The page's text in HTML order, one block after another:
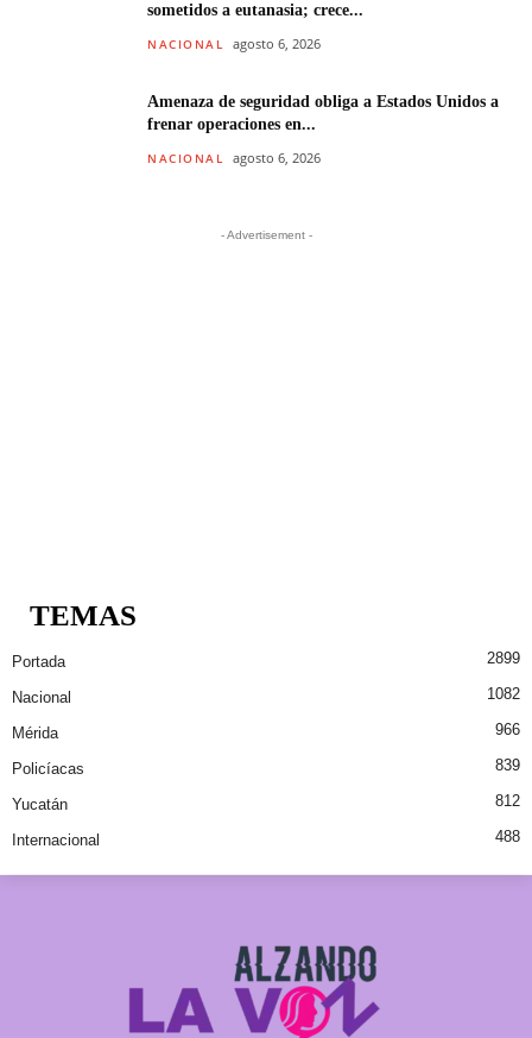
sometidos a eutanasia; crece...
NACIONAL agosto 6, 2026
Amenaza de seguridad obliga a Estados Unidos a
frenar operaciones en...
NACIONAL agosto 6, 2026
- Advertisement -
TEMAS
Portada 2899
Nacional 1082
Mérida 966
Policíacas 839
Yucatán 812
Internacional 488